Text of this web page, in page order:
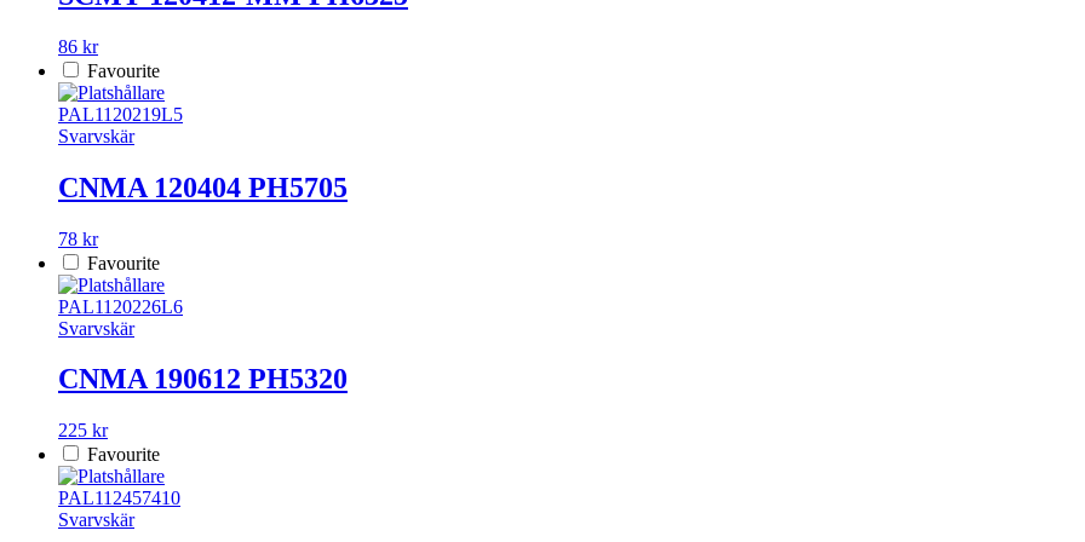
86 kr
Favourite
PAL1120219L5
Svarvskär
CNMA 120404 PH5705
78 kr
Favourite
PAL1120226L6
Svarvskär
CNMA 190612 PH5320
225 kr
Favourite
PAL112457410
Svarvskär